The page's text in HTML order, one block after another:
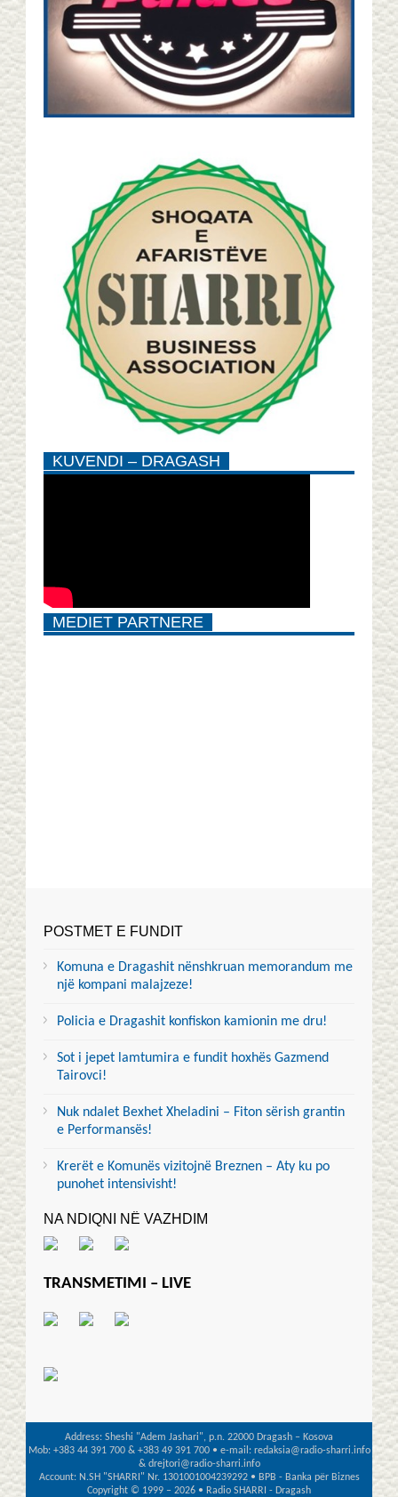
KUVENDI – DRAGASH
MEDIET PARTNERE
POSTMET E FUNDIT
Komuna e Dragashit nënshkruan memorandum me
një kompani malajzeze!
Policia e Dragashit konfiskon kamionin me dru!
Sot i jepet lamtumira e fundit hoxhës Gazmend
Tairovci!
Nuk ndalet Bexhet Xheladini – Fiton sërish grantin
e Performansës!
Krerët e Komunës vizitojnë Breznen – Aty ku po
punohet intensivisht!
NA NDIQNI NË VAZHDIM
TRANSMETIMI – LIVE
Address: Sheshi "Adem Jashari", p.n. 22000 Dragash – Kosova
Mob: +383 44 391 700 & +383 49 391 700 • e-mail: redaksia@radio-sharri.info
& drejtori@radio-sharri.info
Account: N.SH "SHARRI" Nr. 1301001004239292 • BPB - Banka për Biznes
Copyright © 1999 – 2026 • Radio SHARRI - Dragash